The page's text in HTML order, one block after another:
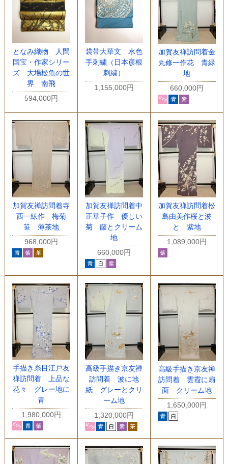
となみ織物 人間
国宝・作家シリー
ズ 大場松魚の世
界 南飛
594,000円
袋帯大華文 水色
手刺繍（日本彦根
刺繍）
1,155,000円
加賀友禅訪問着金
丸修一作花 青緑
地
660,000円
加賀友禅訪問着寺
西一紘作 梅菊
笹 薄茶地
968,000円
加賀友禅訪問着中
正華子作 優しい
菊 藤とクリーム
地
660,000円
加賀友禅訪問着松
島由美作桜と波
と 紫地
1,089,000円
手描き糸目江戸友
禅訪問着 上品な
花々 グレー地に
青
1,980,000円
高級手描き京友禅
訪問着 波に地
紙 グレーとクリ
ーム地
1,320,000円
高級手描き京友禅
訪問着 雲霞に扇
面 クリーム地
1,650,000円